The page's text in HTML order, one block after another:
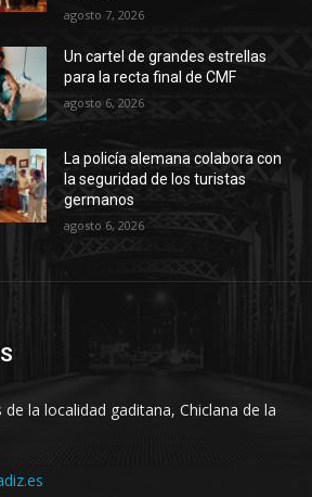
agosto 7, 2026
Un cartel de grandes estrellas
para la recta final de CMF
agosto 6, 2026
La policía alemana colabora con
la seguridad de los turistas
germanos
agosto 6, 2026
la localidad gaditana, Chiclana de la